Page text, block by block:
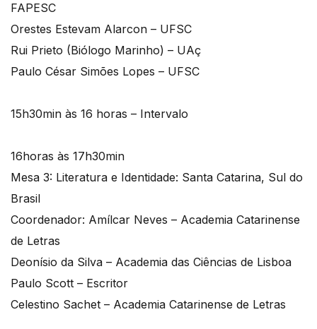
FAPESC
Orestes Estevam Alarcon – UFSC
Rui Prieto (Biólogo Marinho) – UAç
Paulo César Simões Lopes – UFSC
15h30min às 16 horas – Intervalo
16horas às 17h30min
Mesa 3: Literatura e Identidade: Santa Catarina, Sul do
Brasil
Coordenador: Amílcar Neves – Academia Catarinense
de Letras
Deonísio da Silva – Academia das Ciências de Lisboa
Paulo Scott – Escritor
Celestino Sachet – Academia Catarinense de Letras